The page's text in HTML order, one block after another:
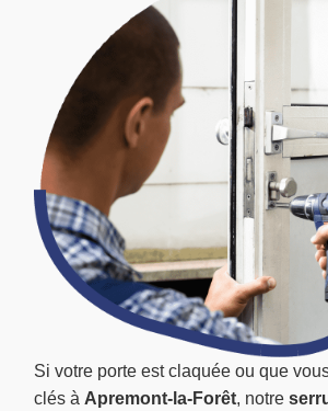
Si votre porte est claquée ou que
clés à Apremont-la-Forêt, notre